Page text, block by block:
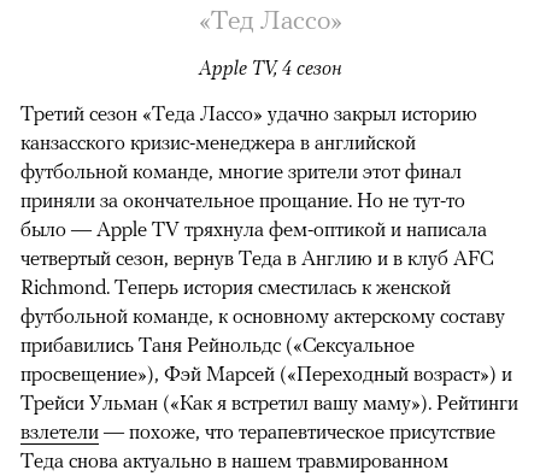
«Тед Лассо»
Apple TV, 4 сезон
00:00 / 00:00
Третий сезон «Теда Лассо» удачно закрыл историю
канзасского кризис-менеджера в английской
футбольной команде, многие зрители этот финал
приняли за окончательное прощание. Но не тут-то
было — Apple TV тряхнула фем-оптикой и написала
четвертый сезон, вернув Теда в Англию и в клуб AFC
Richmond. Теперь история сместилась к женской
футбольной команде, к основному актерскому составу
прибавились Таня Рейнольдс («Сексуальное
просвещение»), Фэй Марсей («Переходный возраст») и
Трейси Ульман («Как я встретил вашу маму»). Рейтинги
взлетели — похоже, что терапевтическое присутствие
Теда снова актуально в нашем травмированном